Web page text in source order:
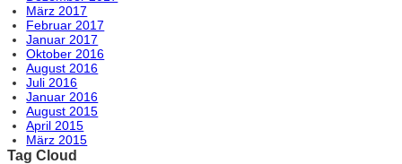
März 2017
Februar 2017
Januar 2017
Oktober 2016
August 2016
Juli 2016
Januar 2016
August 2015
April 2015
März 2015
Tag Cloud